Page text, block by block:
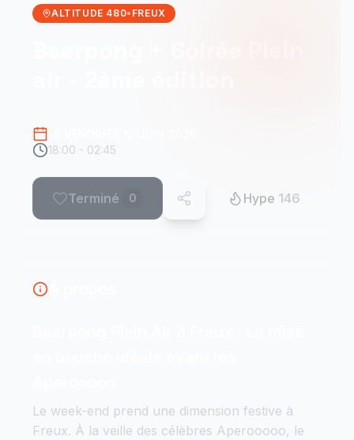
ALTITUDE 480• FREUX
18:00 - 02:45
Terminé 0 Hype 146
Le week-end prend une dimension festive à
Freux. À la veille des célèbres Aperooooo, le